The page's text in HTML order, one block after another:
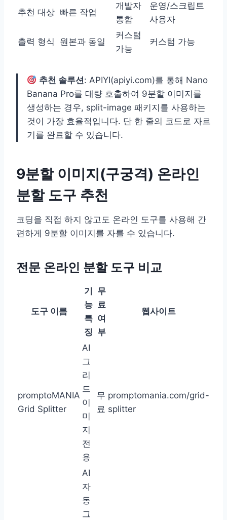
추천 대상 빠른 작업
개발자
통합
운영/스크립트
사용자
출력 형식 원본과 동일
커스텀
가능
커스텀 가능
추천 솔루션: APIYI(apiyi.com)를 통해 Nano
Banana Pro를 대량 호출하여 9분할 이미지를
생성하는 경우, split-image 패키지를 사용하는
것이 가장 효율적입니다. 단 한 줄의 코드로 자르
기를 완료할 수 있습니다.
9분할 이미지(구궁격) 온라인
분할 도구 추천
코딩을 직접 하지 않고도 온라인 도구를 사용해 간
편하게 9분할 이미지를 자를 수 있습니다.
전문 온라인 분할 도구 비교
도구 이름
기
능
특
징
무
료
여
부
웹사이트
promptoMANIA
Grid Splitter
AI
그
리
드
이
미
지
전
용
무
료
promptomania.com/grid-
splitter
AI
자
동
그